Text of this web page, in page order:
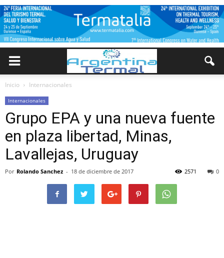
Inicio Internacionales
Internacionales
Grupo EPA y una nueva fuente
en plaza libertad, Minas,
Lavallejas, Uruguay
Por Rolando Sanchez - 18 de diciembre de 2017 0
2571